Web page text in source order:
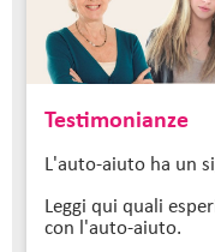
Testimonianze
L'auto-aiuto ha un
Leggi qui quali
con l'auto-aiuto.